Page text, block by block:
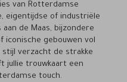
van Rotterdamse
eigentijdse of industriële
de Maas, bijzondere
iconische gebouwen vol
stijl verzacht de strakke
jullie trouwkaart een
touch.